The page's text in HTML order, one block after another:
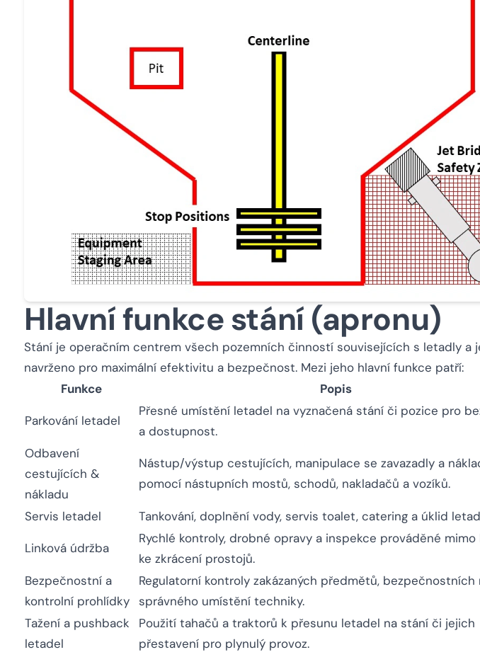
Hlavní funkce stání (apronu)
Stání je operačním centrem všech pozemních činností souvisejících s letadly a
navrženo pro maximální efektivitu a bezpečnost. Mezi jeho hlavní funkce patří:
Funkce
Popis
Parkování letadel
Přesné umístění letadel na vyznačená stání či pozice pro
a dostupnost.
Odbavení
cestujících &
nákladu
Nástup/výstup cestujících, manipulace se zavazadly a
pomocí nástupních mostů, schodů, nakladačů a vozíků.
Servis letadel Tankování, doplnění vody, servis toalet, catering a úklid
Linková údržba
Rychlé kontroly, drobné opravy a inspekce prováděné mimo
ke zkrácení prostojů.
Bezpečnostní a
kontrolní prohlídky
Regulatorní kontroly zakázaných předmětů, bezpečnostních
správného umístění techniky.
Tažení a pushback
letadel
Použití tahačů a traktorů k přesunu letadel na stání či jejich
přestavení pro plynulý provoz.